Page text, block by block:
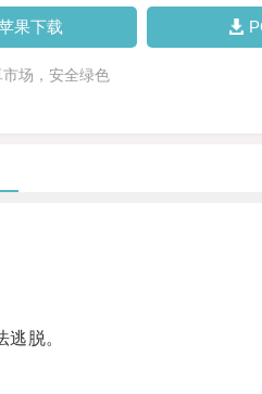
果下载
场，安全绿色
脱。